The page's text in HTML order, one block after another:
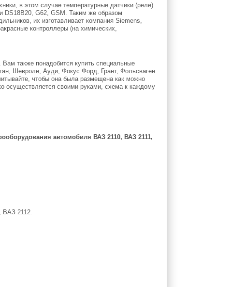
в этом случае температурные датчики (реле)
DS18B20, G62, GSM. Таким же образом
их изготавливает компания Siemens,
контроллеры (на химических,
также понадобится купить специальные
Шевроле, Ауди, Фокус Форд, Грант, Фольсваген
чтобы она была размещена как можно
осуществляется своими руками, схема к каждому
автомобиля ВАЗ 2110, ВАЗ 2111,
ВАЗ 2112.